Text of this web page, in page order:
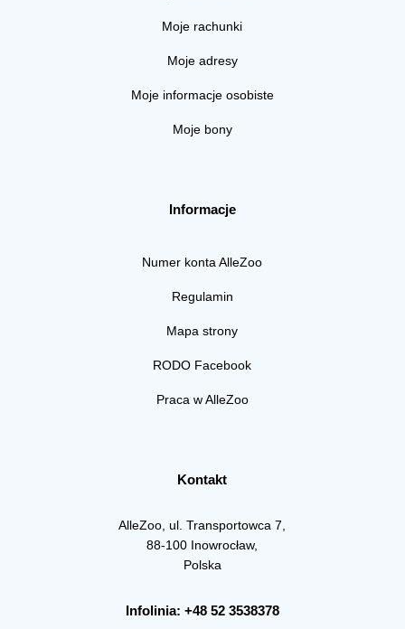
Moje rachunki
Moje adresy
Moje informacje osobiste
Moje bony
Informacje
Numer konta AlleZoo
Regulamin
Mapa strony
RODO Facebook
Praca w AlleZoo
Kontakt
AlleZoo, ul. Transportowca 7,
88-100 Inowrocław,
Polska
Infolinia: +48 52 3538378